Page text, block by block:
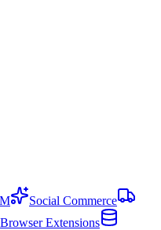
Social Commerce
Browser Extensions